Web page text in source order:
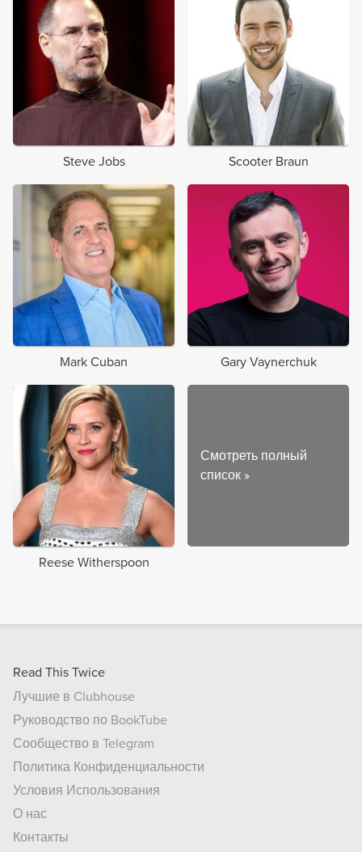
Steve Jobs Scooter Braun
Mark Cuban Gary Vaynerchuk
Reese Witherspoon
Смотреть полный
список »
Read This Twice
Лучшие в Clubhouse
Руководство по BookTube
Сообщество в Telegram
Политика Конфиденциальности
Условия Использования
О нас
Контакты